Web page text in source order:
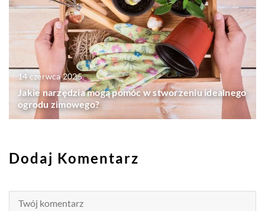
14 czerwca 2025
Jakie narzędzia mogą pomóc w stworzeniu idealnego
ogrodu zimowego?
Dodaj Komentarz